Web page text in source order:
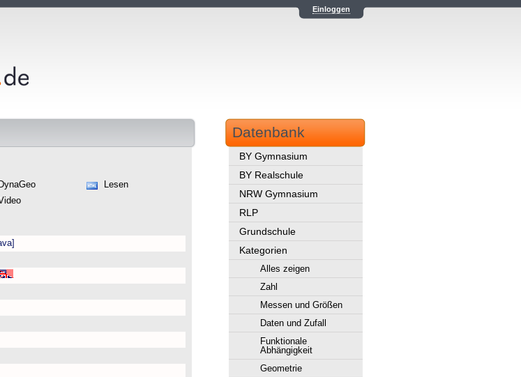
Einloggen
DynaGeo
Lesen
Datenbank
BY Gymnasium
BY Realschule
NRW Gymnasium
RLP
Grundschule
Kategorien
Alles zeigen
Zahl
Messen und Größen
Daten und Zufall
Funktionale
Abhängigkeit
Geometrie